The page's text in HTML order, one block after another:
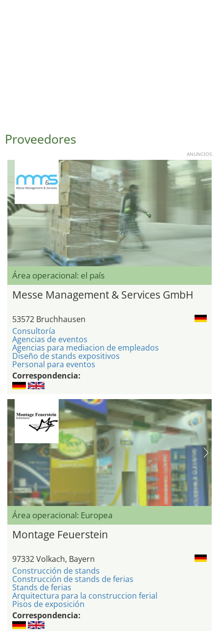
Proveedores
ANUNCIOS
Área operacional: el país
Messe Management & Services GmbH
53572 Bruchhausen
Consultoría
Agencias de eventos
Agencias para mediacion de empleados
Diseño de stands expositivos
Personal para eventos
Correspondencia:
Área operacional: Europea
Montage Feuerstein
97332 Volkach, Bayern
Construcción de stands
Construcción de stands de ferias
Stands de ferias
Arquitectura para la construccion ferial
Pisos de exposición
Correspondencia: